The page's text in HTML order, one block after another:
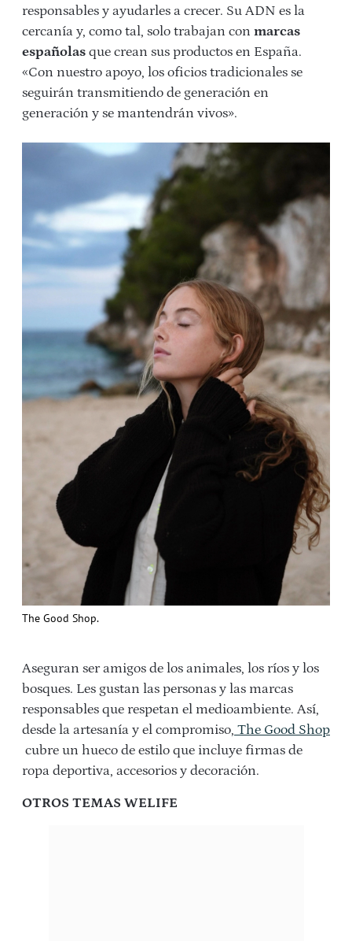
responsables y ayudarles a crecer. Su ADN es la
cercanía y, como tal, solo trabajan con marcas
españolas que crean sus productos en España.
«Con nuestro apoyo, los oficios tradicionales se
seguirán transmitiendo de generación en
generación y se mantendrán vivos».
The Good Shop.
Aseguran ser amigos de los animales, los ríos y los
bosques. Les gustan las personas y las marcas
responsables que respetan el medioambiente. Así,
desde la artesanía y el compromiso, The Good Shop
cubre un hueco de estilo que incluye firmas de
ropa deportiva, accesorios y decoración.
OTROS TEMAS WELIFE